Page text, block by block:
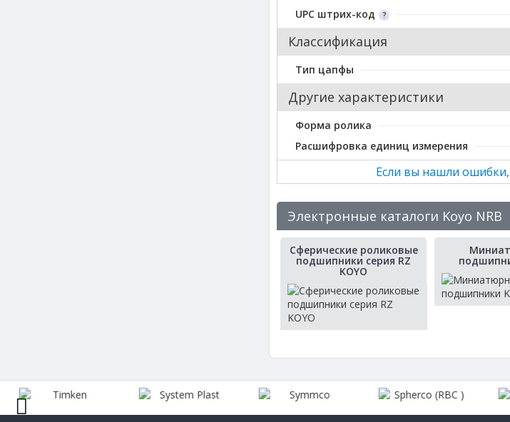
UPC штрих-код
Классификация
Тип цапфы
Другие характеристики
Форма ролика
Расшифровка единиц измерения
Если вы нашли
Электронные каталоги Koyo NRB
Сферические роликовые
подшипники серия RZ
KOYO